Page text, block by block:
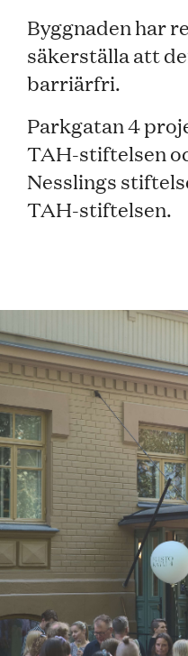
Byggnaden har
säkerställa att
barriärfri.
Parkgatan 4
TAH-stiftelsen
Nesslings
TAH-stiftelsen.